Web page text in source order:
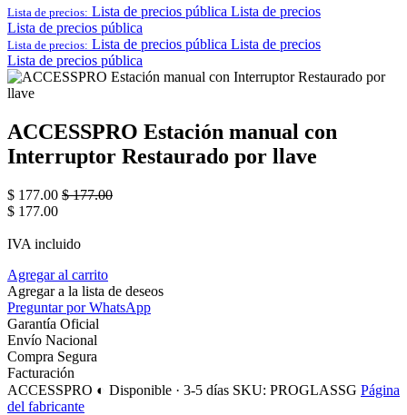
Lista de precios: Lista de precios pública Lista de precios
Lista de precios pública
Lista de precios: Lista de precios pública Lista de precios
Lista de precios pública
ACCESSPRO Estación manual con
Interruptor Restaurado por llave
$ 177.00 $177.00
$ 177.00
IVA incluido
Agregar al carrito
Agregar a la lista de deseos
Preguntar por WhatsApp
Garantía Oficial
Envío Nacional
Compra Segura
Facturación
ACCESSPRO ◐ Disponible · 3-5 días SKU: PROGLASSG Página
del fabricante